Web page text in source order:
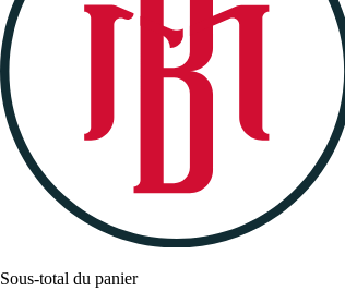
Sous-total du panier